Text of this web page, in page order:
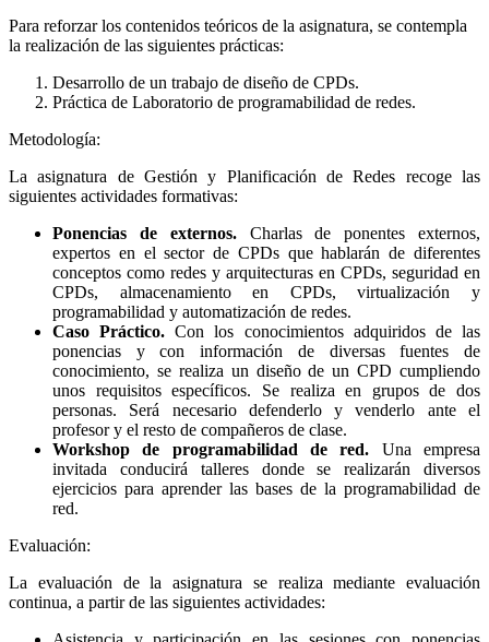
Para reforzar los contenidos teóricos de la asignatura, se contempla
la realización de las siguientes prácticas:
Desarrollo de un trabajo de diseño de CPDs.
Práctica de Laboratorio de programabilidad de redes.
Metodología:
La asignatura de Gestión y Planificación de Redes recoge las
siguientes actividades formativas:
Ponencias de externos.Charlas de ponentes externos,
expertos en el sector de CPDs que hablarán de diferentes
conceptos como redes y arquitecturas en CPDs, seguridad en
CPDs, almacenamiento en CPDs, virtualización y
programabilidad y automatización de redes.
Caso Práctico. Con los conocimientos adquiridos de las
ponencias y con información de diversas fuentes de
conocimiento, se realiza un diseño de un CPD cumpliendo
unos requisitos específicos. Se realiza en grupos de dos
personas. Será necesario defenderlo y venderlo ante el
profesor y el resto de compañeros de clase.
Workshop de programabilidad de red. Una empresa
invitada conducirá talleres donde se realizarán diversos
ejercicios para aprender las bases de la programabilidad de
red.
Evaluación:
La evaluación de la asignatura se realiza mediante evaluación
continua, a partir de las siguientes actividades: